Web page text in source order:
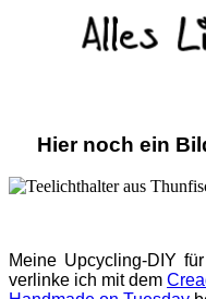
Hier noch ein
Meine Upcycling-DIY
verlinke ich mit dem